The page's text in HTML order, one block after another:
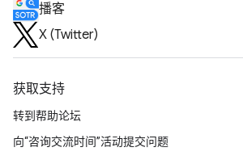
播客
X (Twitter)
获取支持
转到帮助论坛
向“咨询交流时间”活动提交问题